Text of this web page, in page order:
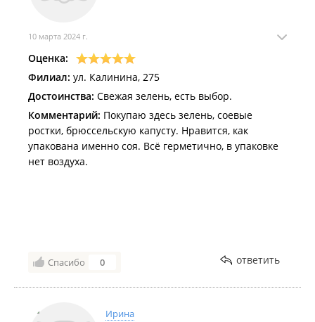
10 марта 2024 г.
Оценка:
Филиал: ул. Калинина, 275
Достоинства: Свежая зелень, есть выбор.
Комментарий: Покупаю здесь зелень, соевые
ростки, брюссельскую капусту. Нравится, как
упакована именно соя. Всё герметично, в упаковке
нет воздуха.
Спасибо 0 ответить
Ирина